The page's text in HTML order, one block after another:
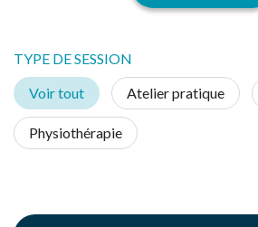
TYPE DE SESSION
Voir tout
Atelier pratique
Physiothérapie